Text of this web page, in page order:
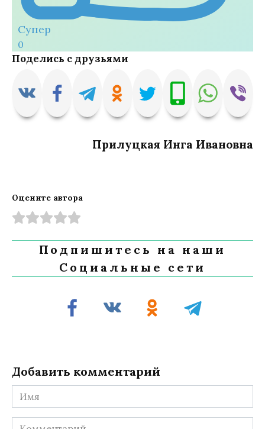
Супер
0
Поделись с друзьями
Прилуцкая Инга Ивановна
Оцените автора
Подпишитесь на наши
Социальные сети
Добавить комментарий
Имя
Комментарий